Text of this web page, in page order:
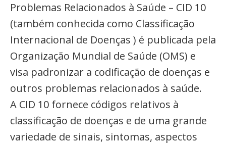
Problemas Relacionados à Saúde – CID 10
(também conhecida como Classificação
Internacional de Doenças ) é publicada pela
Organização Mundial de Saúde (OMS) e
visa padronizar a codificação de doenças e
outros problemas relacionados à saúde.
A CID 10 fornece códigos relativos à
classificação de doenças e de uma grande
variedade de sinais, sintomas, aspectos